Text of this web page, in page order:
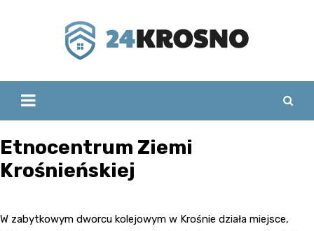
Etnocentrum Ziemi
Krośnieńskiej
W zabytkowym dworcu kolejowym w Krośnie działa miejsce,